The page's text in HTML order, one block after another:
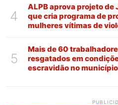
4
ALPB aprova projeto de
que cria programa de
mulheres vítimas de
5
Mais de 60
resgatados em
escravidão no